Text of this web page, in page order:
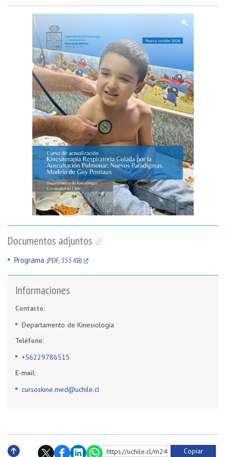
Documentos adjuntos
Programa (PDF, 555 KB)
Informaciones
Contacto:
Departamento de Kinesiología
Teléfono:
+56229786515
E-mail:
cursoskine.med@uchile.cl
https://uchile.cl/m241160 Copiar